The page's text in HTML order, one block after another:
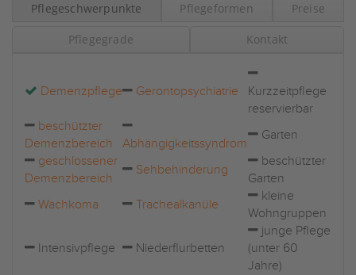
Pflegeschwerpunkte Pflegeformen Preise
Pflegegrade Kontakt
Demenzpflege Gerontopsychiatrie
Kurzzeitpflege
reservierbar
beschützter
Demenzbereich
Abhängigkeitssyndrom
Garten
geschlossener
Demenzbereich
Sehbehinderung
beschützter
Garten
Wachkoma
Trachealkanüle
kleine
Wohngruppen
Intensivpflege Niederflurbetten
junge Pflege
(unter 60
Jahre)